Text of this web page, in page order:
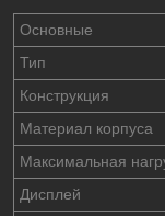
Основные
Тип
Конструкция
Материал корпуса
Максимальная
Дисплей